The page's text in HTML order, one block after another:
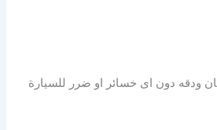
ودقه دون اى خسائر او ضرر للسيارة